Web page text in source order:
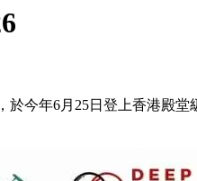
今年6月25日登上香港殿